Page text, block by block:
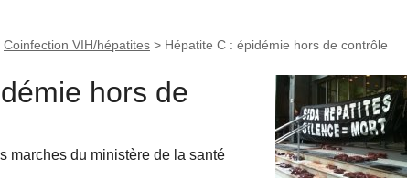
Coinfection VIH/hépatites > Hépatite C : épidémie hors de contrôle
hors de
marches du ministère de la santé